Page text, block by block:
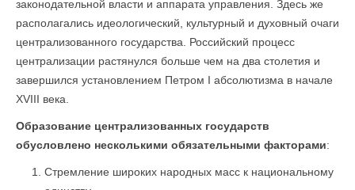
законодательной власти и аппарата управления. Здесь же
располагались идеологический, культурный и духовный очаги
централизованного государства. Российский процесс
централизации растянулся больше чем на два столетия и
завершился установлением Петром I абсолютизма в начале
XVIII века.
Образование централизованных государств
обусловлено несколькими обязательными факторами:
Стремление широких народных масс к национальному